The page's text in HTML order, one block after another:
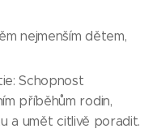
nejmenším dětem,
Schopnost
příběhům rodin,
a umět citlivě poradit.